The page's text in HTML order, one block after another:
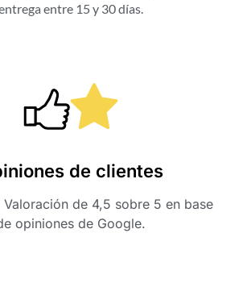
entre 15 y 30 días.
de clientes
Valoración de 4,5 sobre 5 en base
opiniones de Google.